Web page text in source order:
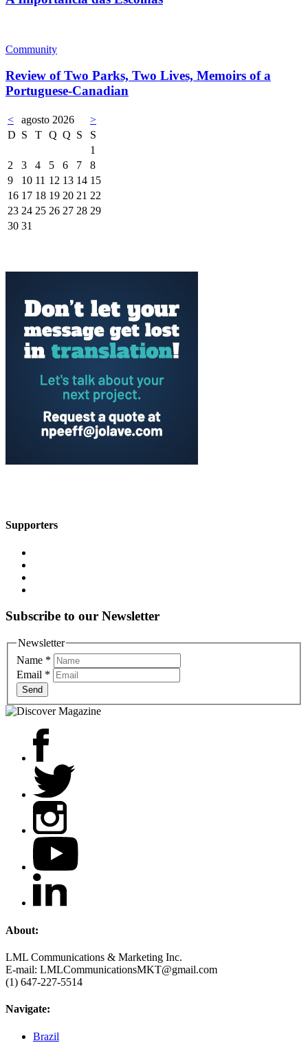
Community
Review of Two Parks, Two Lives, Memoirs of a
Portuguese-Canadian
< agosto 2026
>
D S T Q Q S
S
1
2
3 4 5 6 7
8
9
10 11 12 13 14 15
16 17 18 19 20 21 22
23 24 25 26 27 28 29
30 31
Supporters
Subscribe to our Newsletter
Newsletter
Name *
Email *
Send
About:
LML Communications & Marketing Inc.
E-mail: LMLCommunicationsMKT@gmail.com
(1) 647-227-5514
Navigate:
Brazil